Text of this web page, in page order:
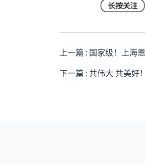
上一篇 : 国家级！上海
下一篇 : 共伟大 共美好